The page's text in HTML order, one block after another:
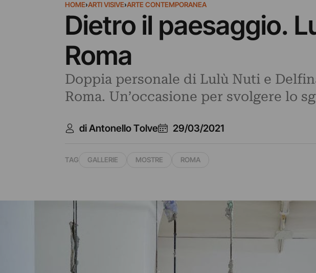
HOME›ARTI VISIVE›ARTE CONTEMPORANEA
Dietro il paesaggio.
Roma
Doppia personale di Lulù Nuti e
Roma. Un’occasione per svolgere lo
di Antonello Tolve 29/03/2021
TAG GALLERIE MOSTRE ROMA